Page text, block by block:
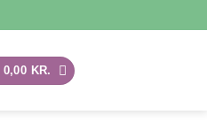
0,00 KR.